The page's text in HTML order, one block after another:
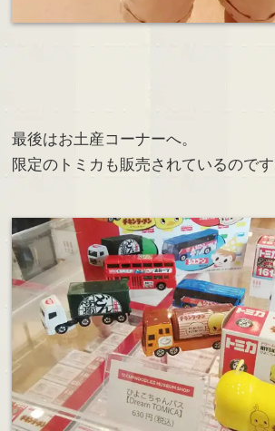
最後はお土産コーナーへ。
限定のトミカも販売されているのです